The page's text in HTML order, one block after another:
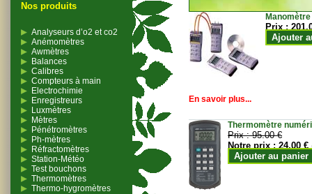
Nos produits
Analyseurs d’o2 et co2
Anémomètres
Awmètres
Balances
Calibres
Compteurs à main
Electrochimie
Enregistreurs
Luxmètres
Mètres
Pénétromètres
Ph-mètres
Réfractomètres
Station-Météo
Test bouchons
Thermomètres
Thermo-hygromètres
Prix :
Ajouter
En savoir plus...
Thermomètre
Prix :95.00 €
Notre prix :24.00 €
Ajouter au panier